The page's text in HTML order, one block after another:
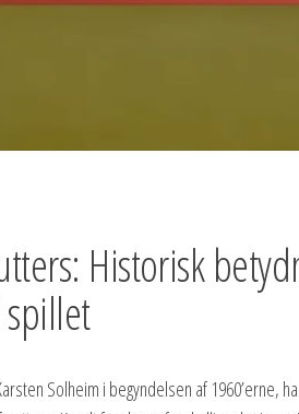
Historisk
Solheim i begyndelsen af 1960’erne,